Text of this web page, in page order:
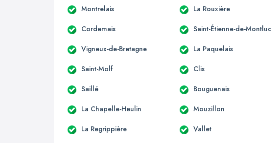
Montrelais La Rouxière
Cordemais Saint-Étienne-de-Montluc
Vigneux-de-Bretagne La Paquelais
Saint-Molf Clis
Saillé Bouguenais
La Chapelle-Heulin Mouzillon
La Regrippière Vallet